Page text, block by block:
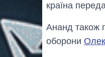
країна
Ананд також
оборони